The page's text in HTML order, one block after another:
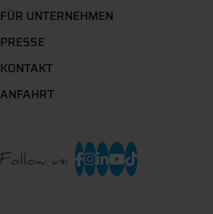
FÜR UNTERNEHMEN
PRESSE
KONTAKT
ANFAHRT
Follow us: